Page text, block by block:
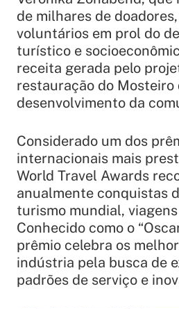
de milhares de
voluntários em prol do
turístico e
receita gerada pelo
restauração do Mosteiro
desenvolvimento da
Considerado um dos
internacionais mais
World Travel Awards
anualmente conquistas
turismo mundial,
Conhecido como o
prêmio celebra os
indústria pela busca de
padrões de serviço e